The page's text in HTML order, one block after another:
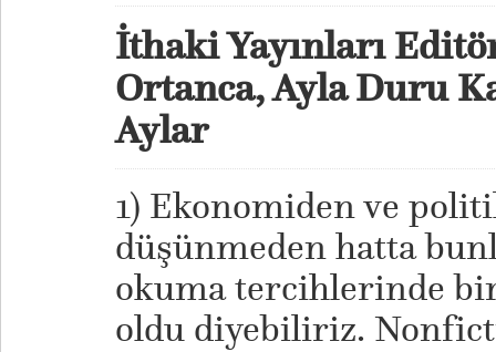
İthaki Yayınları
Ortanca, Ayla Duru
Aylar
1) Ekonomiden ve
düşünmeden hatta
okuma tercihlerinde
oldu diyebiliriz.